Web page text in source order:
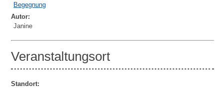
Begegnung
Autor:
Janine
Veranstaltungsort
Standort: